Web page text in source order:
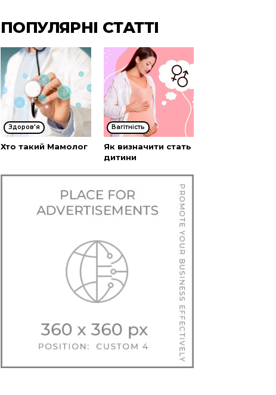
ПОПУЛЯРНІ СТАТТІ
Здоров'я
Хто такий Мамолог
Вагітність
Як визначити стать
дитини